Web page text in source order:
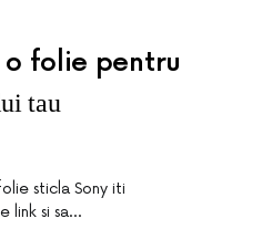
o folie pentru
tau
sticla Sony iti
link si sa…